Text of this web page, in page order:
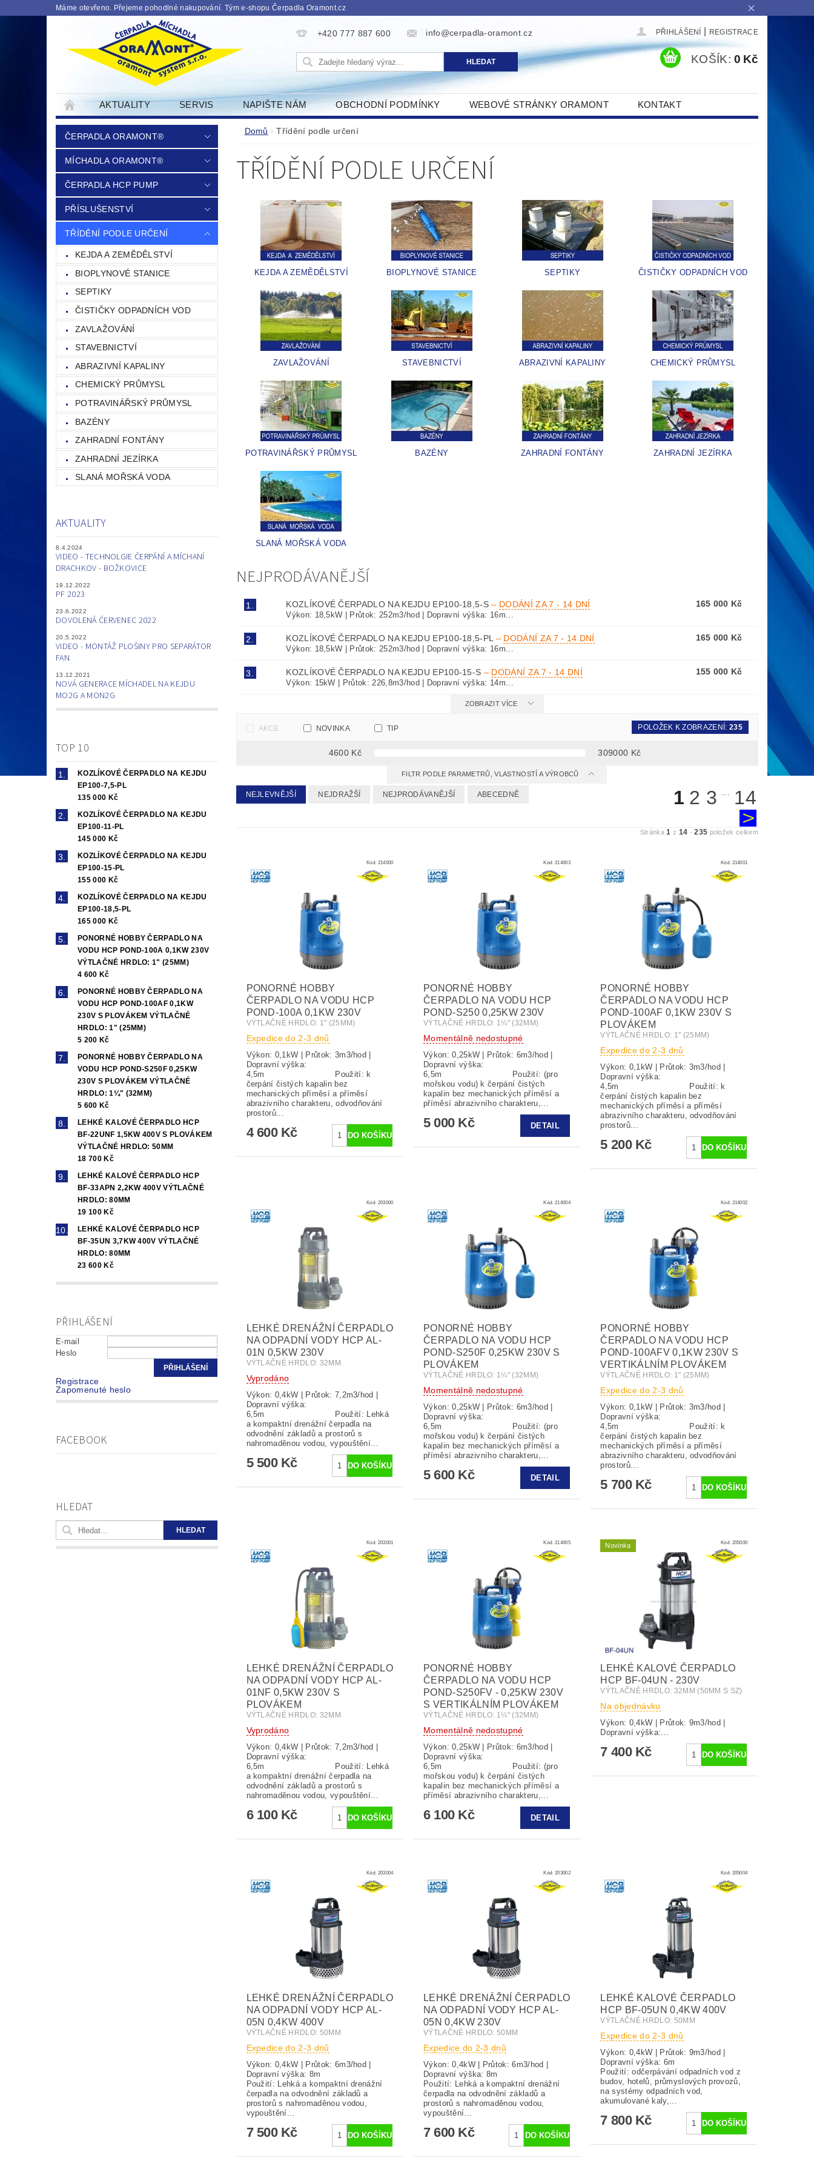
Máme otevřeno. Přejeme pohodlné nakupování. Tým e-shopu Čerpadla Oramont.cz
+420 777 887 600 info@cerpadla-oramont.cz PŘIHLÁŠENÍ REGISTRACE
KOŠÍK: 0 Kč
AKTUALITY SERVIS NAPIŠTE NÁM OBCHODNÍ PODMÍNKY WEBOVÉ STRÁNKY ORAMONT KONTAKT
PODMINKY OCHRANY OSOBNICH UDAJU
ČERPADLA ORAMONT®
MÍCHADLA ORAMONT®
ČERPADLA HCP PUMP
PŘÍSLUŠENSTVÍ
TŘÍDĚNÍ PODLE URČENÍ
KEJDA A ZEMĚDĚLSTVÍ
BIOPLYNOVÉ STANICE
SEPTIKY
ČISTIČKY ODPADNÍCH VOD
ZAVLAŽOVÁNÍ
STAVEBNICTVÍ
ABRAZIVNÍ KAPALINY
CHEMICKÝ PRŮMYSL
POTRAVINÁŘSKÝ PRŮMYSL
BAZÉNY
ZAHRADNÍ FONTÁNY
ZAHRADNÍ JEZÍRKA
SLANÁ MOŘSKÁ VODA
AKTUALITY
8.4.2024
VIDEO - TECHNOLGIE ČERPÁNÍ A MÍCHANÍ
DRACHKOV - BOŽKOVICE
19.12.2022
PF 2023
23.6.2022
DOVOLENÁ ČERVENEC 2022
20.5.2022
VIDEO - MONTÁŽ PLOŠINY PRO SEPARÁTOR
FAN
13.12.2021
NOVÁ GENERACE MÍCHADEL NA KEJDU
MO2G A MON2G
TOP 10
KOZLÍKOVÉ ČERPADLO NA KEJDU
EP100-7,5-PL
135 000 Kč
KOZLÍKOVÉ ČERPADLO NA KEJDU
EP100-11-PL
145 000 Kč
KOZLÍKOVÉ ČERPADLO NA KEJDU
EP100-15-PL
155 000 Kč
KOZLÍKOVÉ ČERPADLO NA KEJDU
EP100-18,5-PL
165 000 Kč
PONORNÉ HOBBY ČERPADLO NA
VODU HCP POND-100A 0,1KW 230V
VÝTLAČNÉ HRDLO: 1" (25MM)
4 600 Kč
PONORNÉ HOBBY ČERPADLO NA
VODU HCP POND-100AF 0,1KW
230V S PLOVÁKEM VÝTLAČNÉ
HRDLO: 1" (25MM)
5 200 Kč
PONORNÉ HOBBY ČERPADLO NA
VODU HCP POND-S250F 0,25KW
230V S PLOVÁKEM VÝTLAČNÉ
HRDLO: 1¼" (32MM)
5 600 Kč
LEHKÉ KALOVÉ ČERPADLO HCP
BF-22UNF 1,5KW 400V S PLOVÁKEM
VÝTLAČNÉ HRDLO: 50MM
18 700 Kč
LEHKÉ KALOVÉ ČERPADLO HCP
BF-33APN 2,2KW 400V VÝTLAČNÉ
HRDLO: 80MM
19 100 Kč
LEHKÉ KALOVÉ ČERPADLO HCP
BF-35UN 3,7KW 400V VÝTLAČNÉ
HRDLO: 80MM
23 600 Kč
PŘIHLÁŠENÍ
E-mail
Heslo
Registrace
Zapomenuté heslo
FACEBOOK
HLEDAT
Domů Třídění podle určení
TŘÍDĚNÍ PODLE URČENÍ
KEJDA A ZEMĚDĚLSTVÍ BIOPLYNOVÉ STANICE SEPTIKY ČISTIČKY ODPADNÍCH VOD
ZAVLAŽOVÁNÍ STAVEBNICTVÍ ABRAZIVNÍ KAPALINY CHEMICKÝ PRŮMYSL
POTRAVINÁŘSKÝ PRŮMYSL BAZÉNY ZAHRADNÍ FONTÁNY ZAHRADNÍ JEZÍRKA
SLANÁ MOŘSKÁ VODA
NEJPRODÁVANĚJŠÍ
1. KOZLÍKOVÉ ČERPADLO NA KEJDU EP100-18,5-S– DODÁNÍ ZA 7 - 14 DNÍ
Výkon: 18,5kW | Průtok: 252m3/hod | Dopravní výška: 16m...
165 000 Kč
2. KOZLÍKOVÉ ČERPADLO NA KEJDU EP100-18,5-PL – DODÁNÍ ZA 7 - 14 DNÍ
Výkon: 18,5kW | Průtok: 252m3/hod | Dopravní výška: 16m...
165 000 Kč
3. KOZLÍKOVÉ ČERPADLO NA KEJDU EP100-15-S – DODÁNÍ ZA 7 - 14 DNÍ
Výkon: 15kW | Průtok: 226,8m3/hod | Dopravní výška: 14m...
155 000 Kč
ZOBRAZIT VÍCE
AKCE NOVINKA TIP
4600 Kč 309000 Kč
POLOŽEK K ZOBRAZENÍ:235
FILTR PODLE PARAMETRŮ, VLASTNOSTÍ A VÝROBCŮ
NEJLEVNĚJŠÍ NEJDRAŽŠÍ NEJPRODÁVANĚJŠÍ ABECEDNĚ 1 2 3 ... 14
Stránka1 z 14 -235 položek celkem
Kód: 214000
PONORNÉ HOBBY
ČERPADLO NA VODU HCP
POND-100A 0,1KW 230V
VÝTLAČNÉ HRDLO: 1" (25MM)
Expedice do 2-3 dnů
Výkon: 0,1kW | Průtok: 3m3/hod |
Dopravní výška:
4,5m Použití: k
čerpání čistých kapalin bez
mechanických příměsí a příměsí
abrazivního charakteru, odvodňování
prostorů...
4 600 Kč
Kód:214003
PONORNÉ HOBBY
ČERPADLO NA VODU HCP
POND-S250 0,25KW 230V
VÝTLAČNÉ HRDLO: 1¼" (32MM)
Momentálně nedostupné
Výkon: 0,25kW | Průtok: 6m3/hod |
Dopravní výška:
6,5m Použití: (pro
mořskou vodu) k čerpání čistých
kapalin bez mechanických příměsí a
příměsí abrazivního charakteru,...
5 000 Kč DETAIL
Kód: 214001
PONORNÉ HOBBY
ČERPADLO NA VODU HCP
POND-100AF 0,1KW 230V S
PLOVÁKEM
VÝTLAČNÉ HRDLO: 1" (25MM)
Expedice do 2-3 dnů
Výkon: 0,1kW | Průtok: 3m3/hod |
Dopravní výška:
4,5m Použití: k
čerpání čistých kapalin bez
mechanických příměsí a příměsí
abrazivního charakteru, odvodňování
prostorů...
5 200 Kč
Kód: 203000
LEHKÉ DRENÁŽNÍ ČERPADLO
NA ODPADNÍ VODY HCP AL-
01N 0,5KW 230V
VÝTLAČNÉ HRDLO: 32MM
Vyprodáno
Výkon: 0,4kW | Průtok: 7,2m3/hod |
Dopravní výška:
6,5m Použití: Lehká
a kompaktní drenážní čerpadla na
odvodnění základů a prostorů s
nahromaděnou vodou, vypouštění...
5 500 Kč
Kód:214004
PONORNÉ HOBBY
ČERPADLO NA VODU HCP
POND-S250F 0,25KW 230V S
PLOVÁKEM
VÝTLAČNÉ HRDLO: 1¼" (32MM)
Momentálně nedostupné
Výkon: 0,25kW | Průtok: 6m3/hod |
Dopravní výška:
6,5m Použití: (pro
mořskou vodu) k čerpání čistých
kapalin bez mechanických příměsí a
příměsí abrazivního charakteru,...
5 600 Kč DETAIL
Kód: 214002
PONORNÉ HOBBY
ČERPADLO NA VODU HCP
POND-100AFV 0,1KW 230V S
VERTIKÁLNÍM PLOVÁKEM
VÝTLAČNÉ HRDLO: 1" (25MM)
Expedice do 2-3 dnů
Výkon: 0,1kW | Průtok: 3m3/hod |
Dopravní výška:
4,5m Použití: k
čerpání čistých kapalin bez
mechanických příměsí a příměsí
abrazivního charakteru, odvodňování
prostorů...
5 700 Kč
Kód: 203001
LEHKÉ DRENÁŽNÍ ČERPADLO
NA ODPADNÍ VODY HCP AL-
01NF 0,5KW 230V S
PLOVÁKEM
VÝTLAČNÉ HRDLO: 32MM
Vyprodáno
Výkon: 0,4kW | Průtok: 7,2m3/hod |
Dopravní výška:
6,5m Použití: Lehká
a kompaktní drenážní čerpadla na
odvodnění základů a prostorů s
nahromaděnou vodou, vypouštění...
6 100 Kč
Kód:214005
PONORNÉ HOBBY
ČERPADLO NA VODU HCP
POND-S250FV - 0,25KW 230V
S VERTIKÁLNÍM PLOVÁKEM
VÝTLAČNÉ HRDLO: 1¼" (32MM)
Momentálně nedostupné
Výkon: 0,25kW | Průtok: 6m3/hod |
Dopravní výška:
6,5m Použití: (pro
mořskou vodu) k čerpání čistých
kapalin bez mechanických příměsí a
příměsí abrazivního charakteru,...
6 100 Kč DETAIL
Novinka Kód: 205000
LEHKÉ KALOVÉ ČERPADLO
HCP BF-04UN - 230V
VÝTLAČNÉ HRDLO: 32MM (50MM S SZ)
Na objednávku
Výkon: 0,4kW | Průtok: 9m3/hod |
Dopravní výška:...
7 400 Kč
Kód: 203004
LEHKÉ DRENÁŽNÍ ČERPADLO
NA ODPADNÍ VODY HCP AL-
05N 0,4KW 400V
VÝTLAČNÉ HRDLO: 50MM
Expedice do 2-3 dnů
Výkon: 0,4kW | Průtok: 6m3/hod |
Dopravní výška: 8m
Použití: Lehká a kompaktní drenážní
čerpadla na odvodnění základů a
prostorů s nahromaděnou vodou,
vypouštění...
7 500 Kč
Kód:203002
LEHKÉ DRENÁŽNÍ ČERPADLO
NA ODPADNÍ VODY HCP AL-
05N 0,4KW 230V
VÝTLAČNÉ HRDLO: 50MM
Expedice do 2-3 dnů
Výkon: 0,4kW | Průtok: 6m3/hod |
Dopravní výška: 8m
Použití: Lehká a kompaktní drenážní
čerpadla na odvodnění základů a
prostorů s nahromaděnou vodou,
vypouštění...
7 600 Kč
Kód: 205004
LEHKÉ KALOVÉ ČERPADLO
HCP BF-05UN 0,4KW 400V
VÝTLAČNÉ HRDLO: 50MM
Expedice do 2-3 dnů
Výkon: 0,4kW | Průtok: 9m3/hod |
Dopravní výška: 6m
Použití: odčerpávání odpadních vod z
budov, hotelů, průmyslových provozů,
na systémy odpadních vod,
akumulované kaly,...
7 800 Kč